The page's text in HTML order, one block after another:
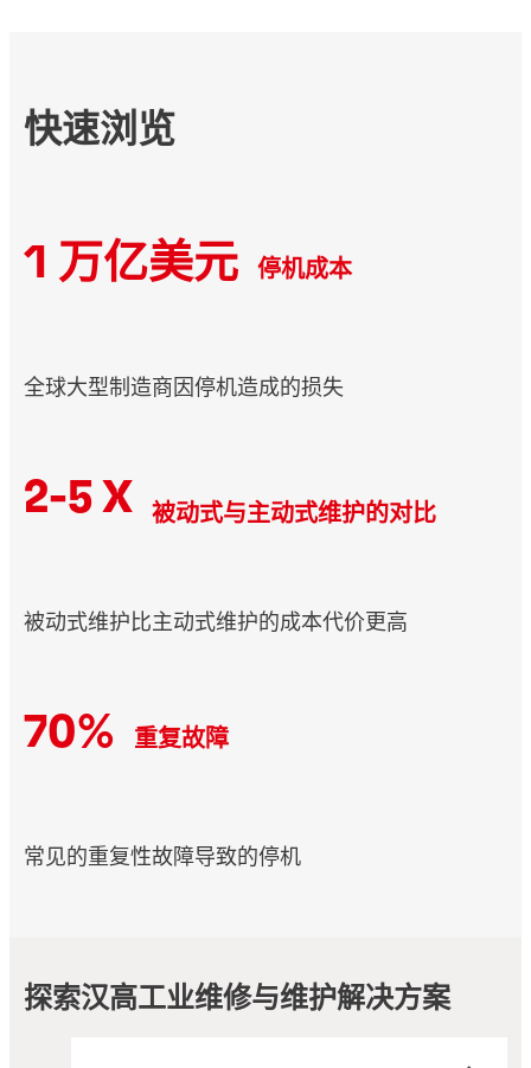
快速浏览
1 万亿美元 停机成本
全球大型制造商因停机造成的损失
2-5 X 被动式与主动式维护的对比
被动式维护比主动式维护的成本代价更高
70% 重复故障
常见的重复性故障导致的停机
探索汉高工业维修与维护解决方案